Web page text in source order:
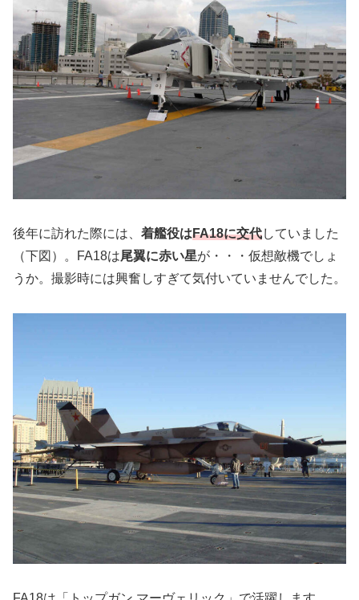
後年に訪れた際には、 着艦役はFA18に交代していました
（下図）。FA18は尾翼に赤い星が・・・仮想敵機でしょ
うか。撮影時には興奮しすぎて気付いていませんでした。